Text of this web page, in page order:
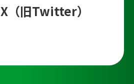
X（旧Twitter）